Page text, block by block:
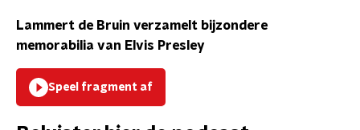
Lammert de Bruin verzamelt bijzondere
memorabilia van Elvis Presley
Speel fragment af